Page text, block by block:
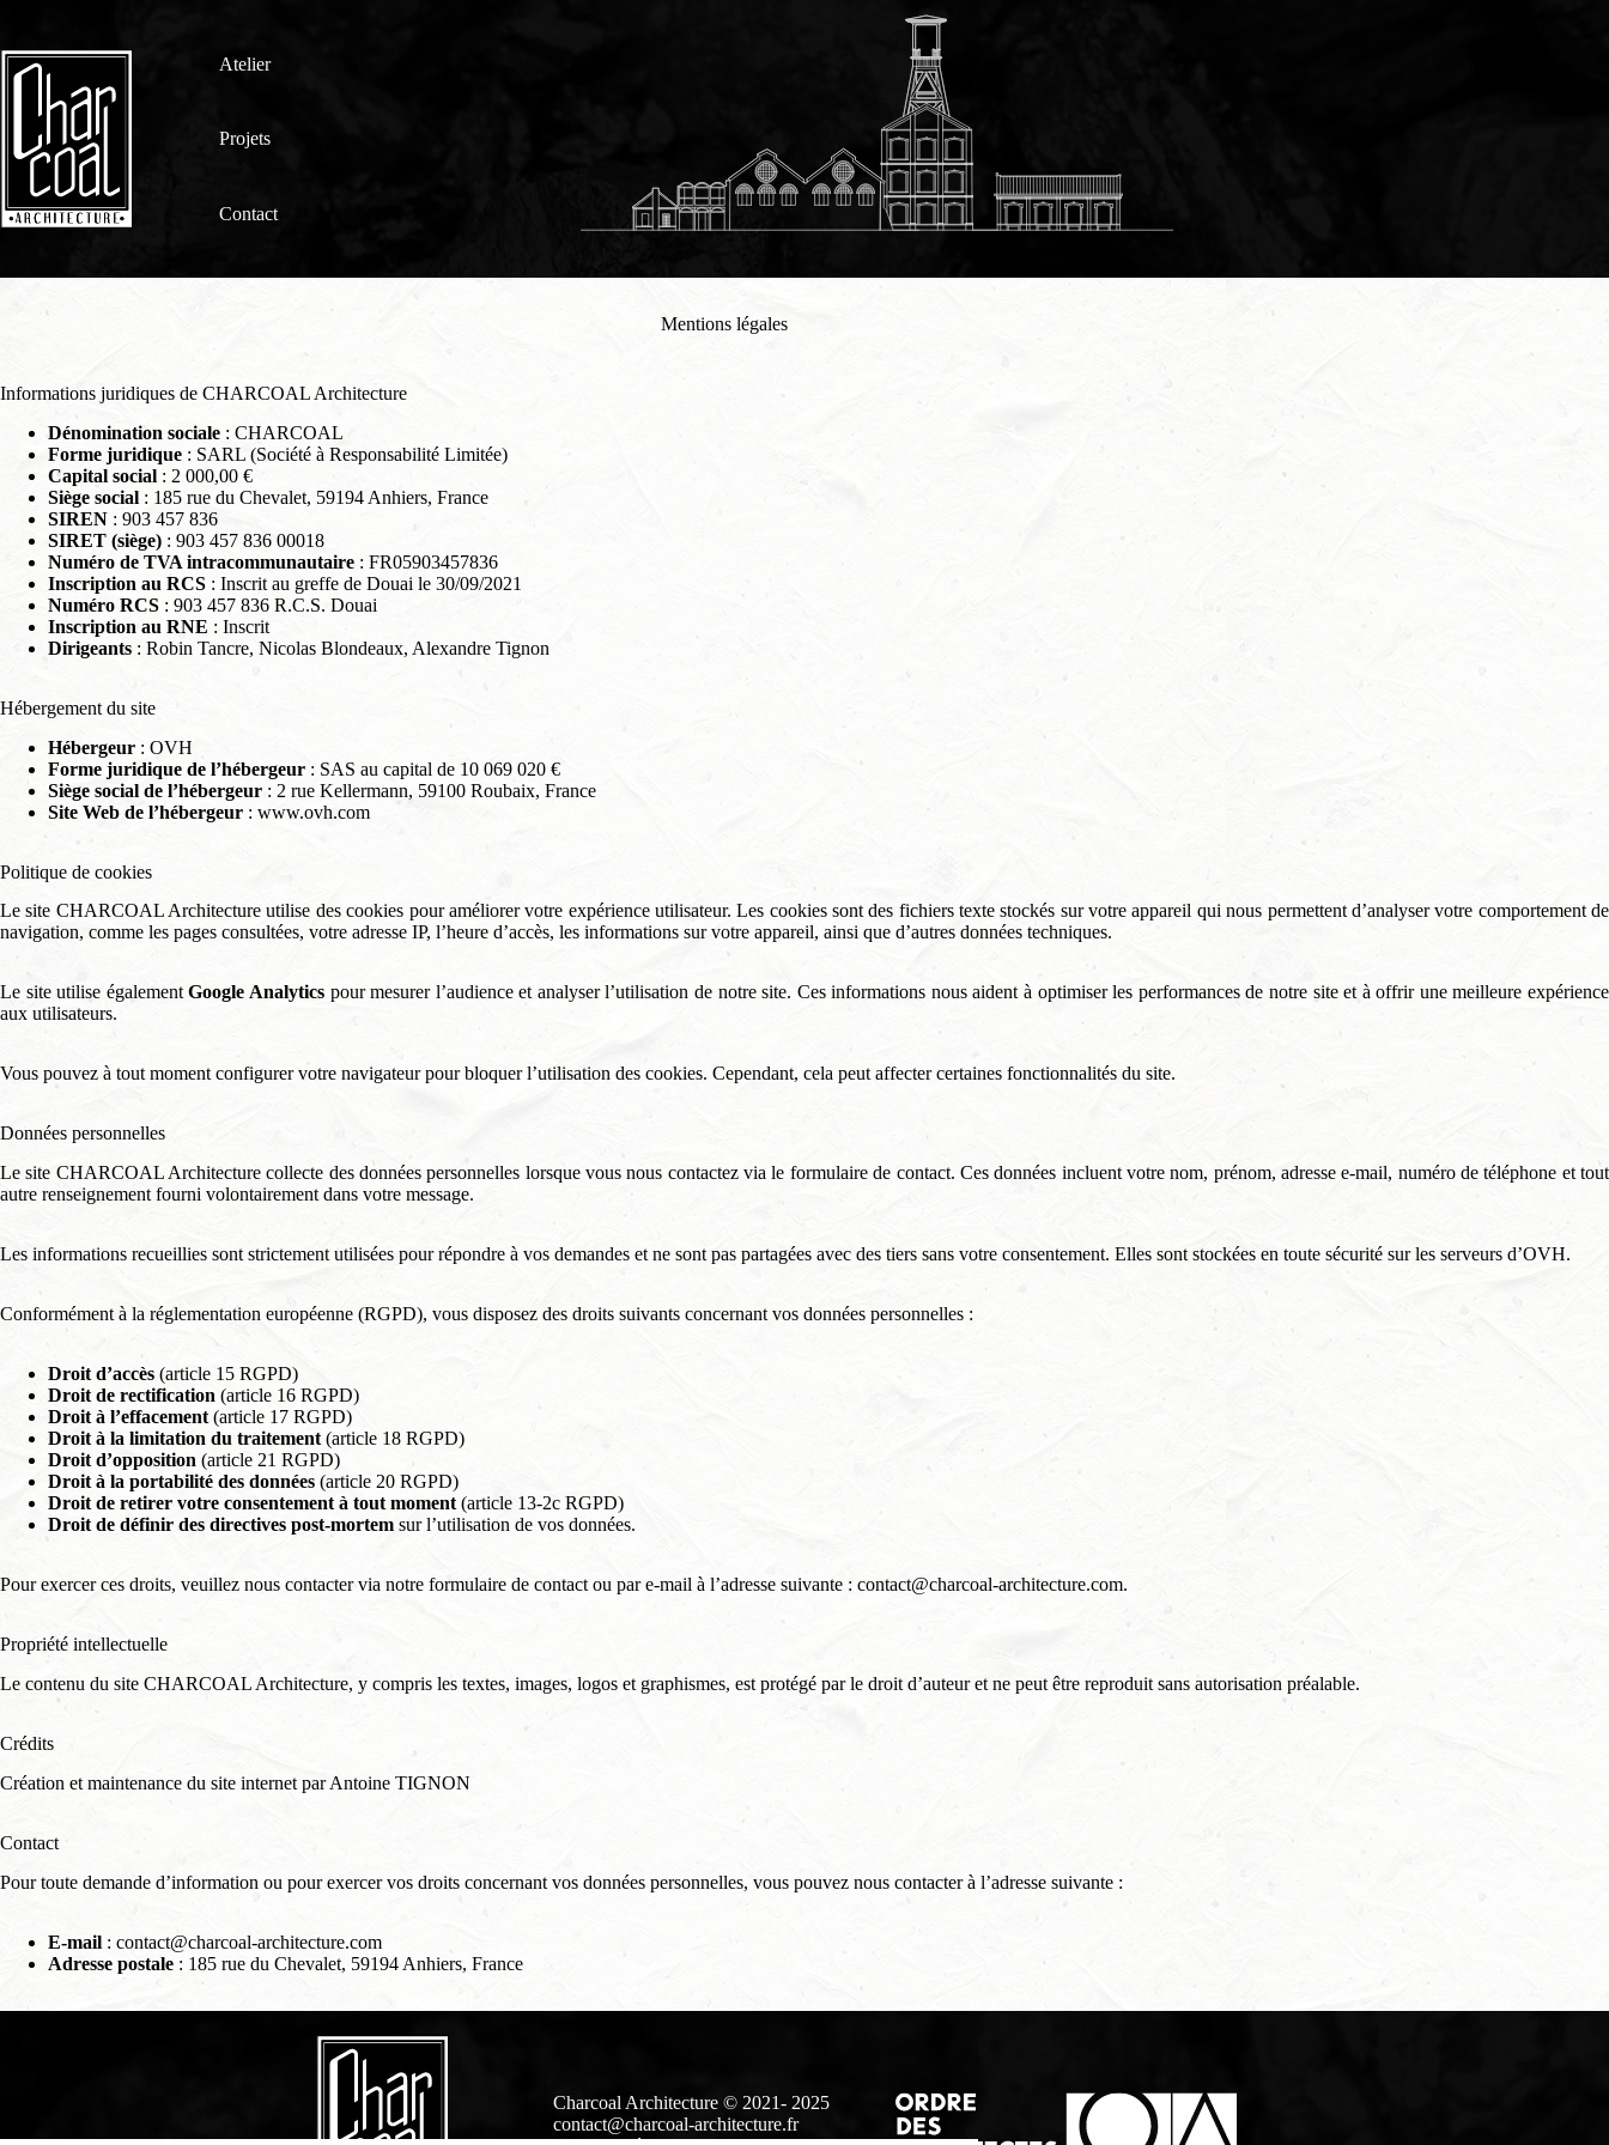
contenu
Atelier
Projets
Contact
Mentions légales
Informations juridiques de CHARCOAL Architecture
Dénomination sociale : CHARCOAL
Forme juridique : SARL (Société à Responsabilité Limitée)
Capital social : 2 000,00 €
Siège social : 185 rue du Chevalet, 59194 Anhiers, France
SIREN : 903 457 836
SIRET (siège) : 903 457 836 00018
Numéro de TVA intracommunautaire : FR05903457836
Inscription au RCS : Inscrit au greffe de Douai le 30/09/2021
Numéro RCS : 903 457 836 R.C.S. Douai
Inscription au RNE : Inscrit
Dirigeants : Robin Tancre, Nicolas Blondeaux, Alexandre Tignon
Hébergement du site
Hébergeur : OVH
Forme juridique de l’hébergeur : SAS au capital de 10 069 020 €
Siège social de l’hébergeur : 2 rue Kellermann, 59100 Roubaix, France
Site Web de l’hébergeur : www.ovh.com
Politique de cookies
Le site CHARCOAL Architecture utilise des cookies pour améliorer votre expérience utilisateur. Les cookies sont des fichiers texte stockés sur votre appareil qui nous permettent d’analyser votre comportement de
navigation, comme les pages consultées, votre adresse IP, l’heure d’accès, les informations sur votre appareil, ainsi que d’autres données techniques.
Le site utilise égalementGoogle Analyticspour mesurer l’audience et analyser l’utilisation de notre site. Ces informations nous aident à optimiser les performances de notre site et à offrir une meilleure expérience
aux utilisateurs.
Vous pouvez à tout moment configurer votre navigateur pour bloquer l’utilisation des cookies. Cependant, cela peut affecter certaines fonctionnalités du site.
Données personnelles
Le site CHARCOAL Architecture collecte des données personnelles lorsque vous nous contactez via le formulaire de contact. Ces données incluent votre nom, prénom, adresse e-mail, numéro de téléphone et tout
autre renseignement fourni volontairement dans votre message.
Les informations recueillies sont strictement utilisées pour répondre à vos demandes et ne sont pas partagées avec des tiers sans votre consentement. Elles sont stockées en toute sécurité sur les serveurs d’OVH.
Conformément à la réglementation européenne (RGPD), vous disposez des droits suivants concernant vos données personnelles :
Droit d’accès (article 15 RGPD)
Droit de rectification (article 16 RGPD)
Droit à l’effacement (article 17 RGPD)
Droit à la limitation du traitement (article 18 RGPD)
Droit d’opposition (article 21 RGPD)
Droit à la portabilité des données (article 20 RGPD)
Droit de retirer votre consentement à tout moment (article 13-2c RGPD)
Droit de définir des directives post-mortem sur l’utilisation de vos données.
Pour exercer ces droits, veuillez nous contacter via notre formulaire de contact ou par e-mail à l’adresse suivante : contact@charcoal-architecture.com.
Propriété intellectuelle
Le contenu du site CHARCOAL Architecture, y compris les textes, images, logos et graphismes, est protégé par le droit d’auteur et ne peut être reproduit sans autorisation préalable.
Crédits
Création et maintenance du site internet par Antoine TIGNON
Contact
Pour toute demande d’information ou pour exercer vos droits concernant vos données personnelles, vous pouvez nous contacter à l’adresse suivante :
E-mail : contact@charcoal-architecture.com
Adresse postale : 185 rue du Chevalet, 59194 Anhiers, France
Charcoal Architecture © 2021- 2025
contact@charcoal-architecture.fr